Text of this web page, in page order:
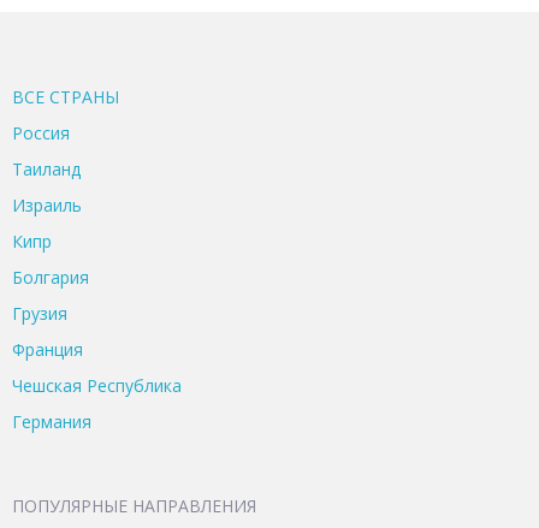
ВСЕ CТРАНЫ
Россия
Таиланд
Израиль
Кипр
Болгария
Грузия
Франция
Чешская Республика
Германия
ПОПУЛЯРНЫЕ НАПРАВЛЕНИЯ